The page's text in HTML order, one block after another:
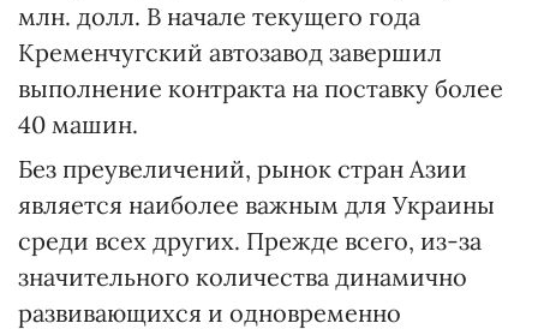
млн. долл. В начале текущего года
Кременчугский автозавод завершил
выполнение контракта на поставку более
40 машин.
Без преувеличений, рынок стран Азии
является наиболее важным для Украины
среди всех других. Прежде всего, из-за
значительного количества динамично
развивающихся и одновременно